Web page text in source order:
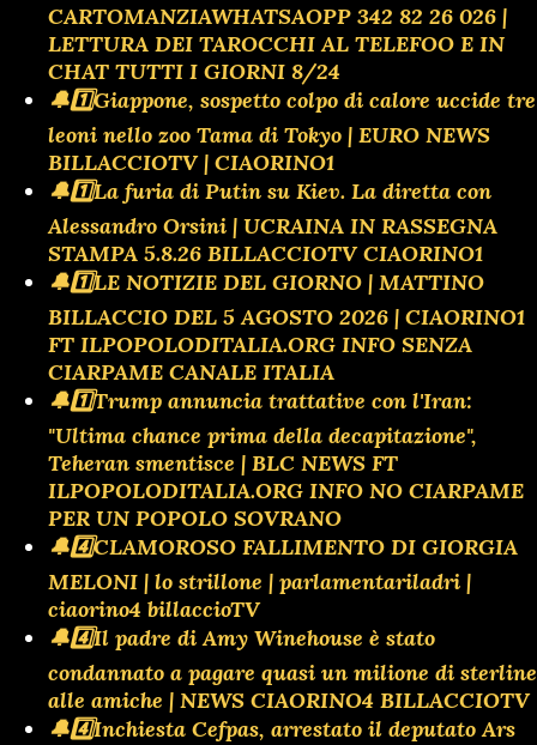
CARTOMANZIAWHATSAOPP 342 82 26 026 |
LETTURA DEI TAROCCHI AL TELEFOO E IN
CHAT TUTTI I GIORNI 8/24
🔔1️⃣Giappone, sospetto colpo di calore uccide tre
leoni nello zoo Tama di Tokyo | EURO NEWS
BILLACCIOTV | CIAORINO1
🔔1️⃣La furia di Putin su Kiev. La diretta con
Alessandro Orsini | UCRAINA IN RASSEGNA
STAMPA 5.8.26 BILLACCIOTV CIAORINO1
🔔1️⃣LE NOTIZIE DEL GIORNO | MATTINO
BILLACCIO DEL 5 AGOSTO 2026 | CIAORINO1
FT ILPOPOLODITALIA.ORG INFO SENZA
CIARPAME CANALE ITALIA
🔔1️⃣Trump annuncia trattative con l'Iran:
"Ultima chance prima della decapitazione",
Teheran smentisce | BLC NEWS FT
ILPOPOLODITALIA.ORG INFO NO CIARPAME
PER UN POPOLO SOVRANO
🔔4️⃣CLAMOROSO FALLIMENTO DI GIORGIA
MELONI | lo strillone | parlamentariladri |
ciaorino4 billaccioTV
🔔4️⃣Il padre di Amy Winehouse è stato
condannato a pagare quasi un milione di sterline
alle amiche | NEWS CIAORINO4 BILLACCIOTV
🔔4️⃣Inchiesta Cefpas, arrestato il deputato Ars